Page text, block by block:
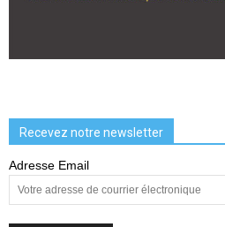
Recevez notre newsletter
Adresse Email